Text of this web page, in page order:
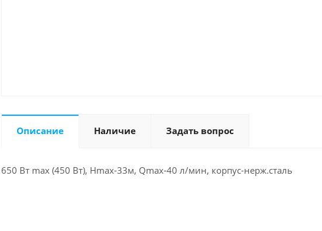
Описание Наличие Задать вопрос
650 Вт max (450 Вт), Hmax-33м, Qmax-40 л/мин, корпус-нерж.сталь